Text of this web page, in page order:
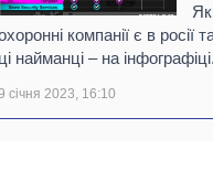
компанії є в росії
ці найманці – на інфографіці.
січня 2023, 16:10